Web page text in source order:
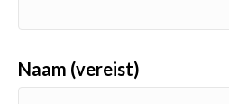
Naam (vereist)